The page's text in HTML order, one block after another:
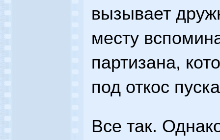
вызывает
месту
партизана,
под откос
Все так.